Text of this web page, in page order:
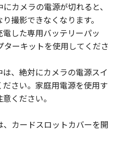
ソフトウェア」に含まれ
ヤノンのライセンサー
し、除去しまたは削除
ップグレード
の子会社、キヤノンの
ンのライセンサーは、
」のメンテナンスおよ
カメラの電源が切れると、
撮影できなくなります。
した専用バッテリーパッ
ターキットを使用してくださ
、絶対にカメラの電源スイ
さい。家庭用電源を使用す
ください。
カードスロットカバーを開